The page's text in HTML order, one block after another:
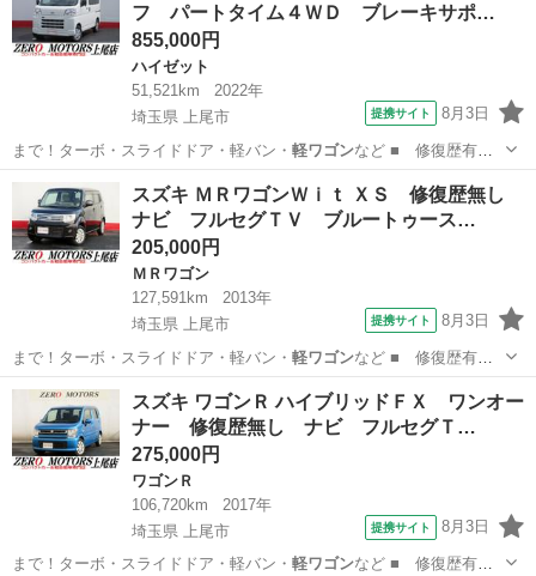
フ パートタイム４ＷＤ ブレーキサポ…
855,000円
ハイゼット
51,521km
2022年
埼玉県 上尾市
提携サイト 8月3日
まで！ターボ・スライドドア・軽バン・ 軽ワゴンなど ■ 修復歴有
無： あり ■ 年…
ハイゼット
スズキ ＭＲワゴンＷｉｔ ＸＳ 修復歴無し
ナビ フルセグＴＶ ブルートゥース…
205,000円
ＭＲワゴン
127,591km
2013年
埼玉県 上尾市
提携サイト 8月3日
まで！ターボ・スライドドア・軽バン・ 軽ワゴンなど ■ 修復歴有
無： なし ■ 年…
埼玉 上尾市 ＭＲワゴン
スズキ ワゴンＲ ハイブリッドＦＸ ワンオー
ナー 修復歴無し ナビ フルセグＴ…
275,000円
ワゴンＲ
106,720km
2017年
埼玉県 上尾市
提携サイト 8月3日
まで！ターボ・スライドドア・軽バン・ 軽ワゴンなど ■ 修復歴有